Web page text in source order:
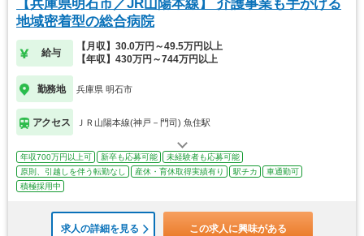
【兵庫県明石市／JR山陽本線】 介護事業も手がける
地域密着型の総合病院
給与
【月収】30.0万円～49.5万円以上
【年収】430万円～744万円以上
勤務地 兵庫県 明石市
アクセス ＪＲ山陽本線(神戸－門司) 魚住駅
年収700万円以上可 新卒も応募可能
未経験者も応募可能
原則、引越しを伴う転勤なし
産休・育休取得実績有り 駅チカ
車通勤可
積極採用中
求人の詳細を見る この求人に興味がある